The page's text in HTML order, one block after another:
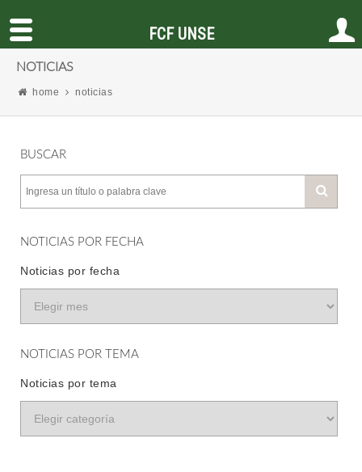
NOTICIAS
home noticias
BUSCAR
NOTICIAS POR FECHA
Noticias por fecha
NOTICIAS POR TEMA
Noticias por tema
FCF UNSE